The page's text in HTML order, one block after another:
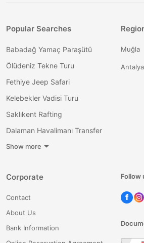
Popular Searches
Babadağ Yamaç Paraşütü
Ölüdeniz Tekne Turu
Fethiye Jeep Safari
Kelebekler Vadisi Turu
Saklıkent Rafting
Dalaman Havalimanı Transfer
Show more
Muğla
Antalya
Corporate
Contact
About Us
Bank Information
Follow